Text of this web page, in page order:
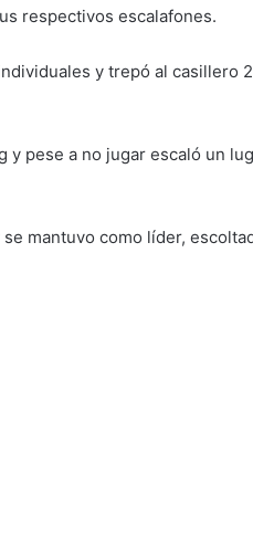
respectivos escalafones.
y trepó al casillero
pese a no jugar escaló un
mantuvo como líder,